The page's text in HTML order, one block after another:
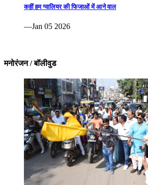
कहीं हम ग्वालियर की फिजाओं में आने वाल
—Jan 05 2026
मनोरंजन / बॉलीवुड